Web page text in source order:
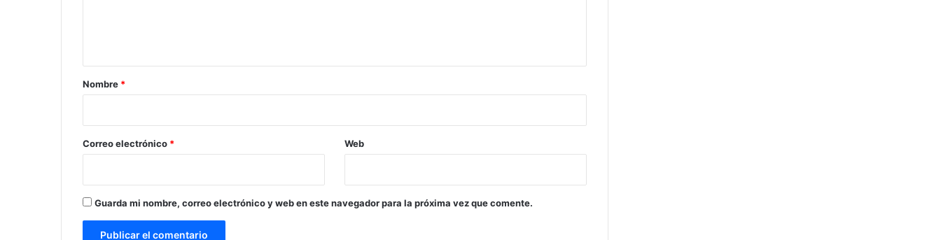
r
*
Nombre *
Correo electrónico * Web
Guarda mi nombre, correo electrónico y web en este navegador para la próxima vez que comente.